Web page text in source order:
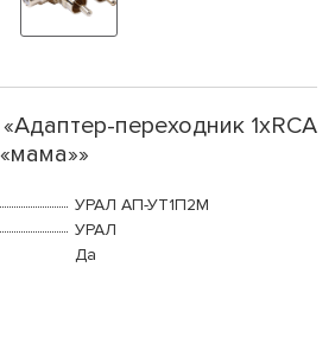
переходник 1хRCA
УРАЛ АП-УТ1П2М
УРАЛ
Да